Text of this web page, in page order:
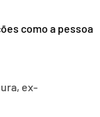
como a pessoa
ex-